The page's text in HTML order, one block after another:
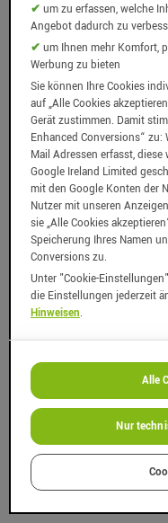
Ich bin kein
um zu erfassen, welche
Angebot dadurch zu
um Ihnen mehr Komfort,
Werbung zu bieten
Sie können Ihre Cookies
auf „Alle Cookies
Gerät zustimmen. Damit
Enhanced Conversions“ zu:
Mail Adressen erfasst,
Google Ireland Limited
mit den Google Konten der
Nutzer mit unseren
sie „Alle Cookies
Speicherung Ihres Namen
Conversions zu.
Unter "Cookie-Einstellungen"
die Einstellungen jederzeit
Hinweisen.
Nur
Alle